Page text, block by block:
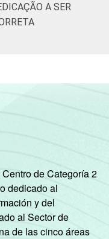
A SER
de Categoría 2
dedicado al
y del
al Sector de
de las cinco áreas